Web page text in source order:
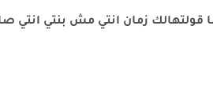
قولتهالك زمان انتي مش بنتي انتي